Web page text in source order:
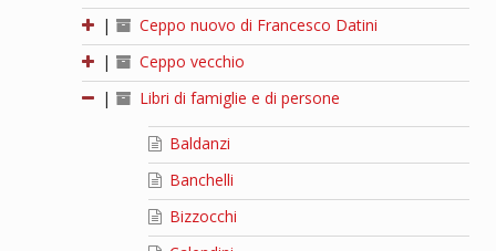
|
Ceppo nuovo di Francesco Datini
|
Ceppo vecchio
|
Libri di famiglie e di persone
Baldanzi
Banchelli
Bizzocchi